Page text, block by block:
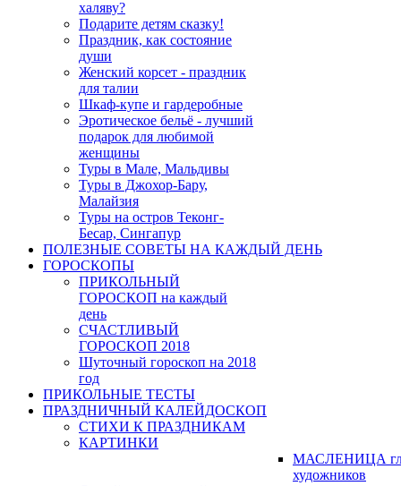
халяву?
Подарите детям сказку!
Праздник, как состояние
души
Женский корсет - праздник
для талии
Шкаф-купе и гардеробные
Эротическое бельё - лучший
подарок для любимой
женщины
Туры в Мале, Мальдивы
Туры в Джохор-Бару,
Малайзия
Туры на остров Теконг-
Бесар, Сингапур
ПОЛЕЗНЫЕ СОВЕТЫ НА КАЖДЫЙ ДЕНЬ
ГОРОСКОПЫ
ПРИКОЛЬНЫЙ
ГОРОСКОП на каждый
день
СЧАСТЛИВЫЙ
ГОРОСКОП 2018
Шуточный гороскоп на 2018
год
ПРИКОЛЬНЫЕ ТЕСТЫ
ПРАЗДНИЧНЫЙ КАЛЕЙДОСКОП
СТИХИ К ПРАЗДНИКАМ
КАРТИНКИ
МАСЛЕНИЦА
художников